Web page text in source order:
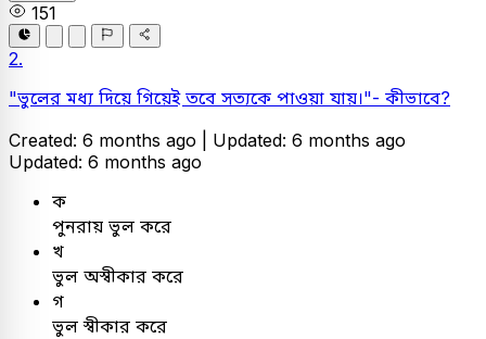
151
2.
"ভুলের মধ্য দিয়ে গিয়েই তবে সত্যকে পাওয়া যায়।"- কীভাবে?
Created: 6 months ago | Updated: 6 months ago
Updated: 6 months ago
ক
পুনরায় ভুল করে
খ
ভুল অস্বীকার করে
গ
ভুল স্বীকার করে